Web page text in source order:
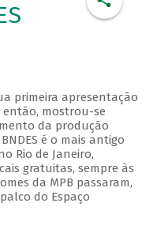
primeira apresentação
então, mostrou-se
da produção
é o mais antigo
Rio de Janeiro,
gratuitas, sempre às
da MPB passaram,
do Espaço